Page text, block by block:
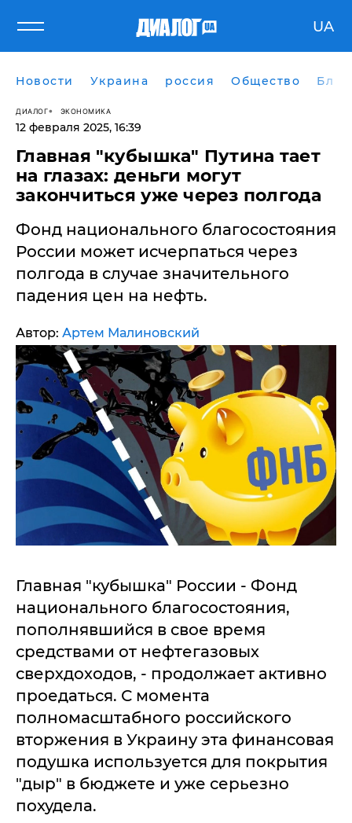
UA
Новости Украина россия Общество
ДИАЛОГ ЭКОНОМИКА
12 февраля 2025, 16:39
Главная "кубышка" Путина тает
на глазах: деньги могут
закончиться уже через полгода
Фонд национального благосостояния
России может исчерпаться через
полгода в случае значительного
падения цен на нефть.
Автор: Артем Малиновский
Главная "кубышка" России - Фонд
национального благосостояния,
пополнявшийся в свое время
средствами от нефтегазовых
сверхдоходов, - продолжает активно
проедаться. С момента
полномасштабного российского
вторжения в Украину эта финансовая
подушка используется для покрытия
"дыр" в бюджете и уже серьезно
похудела.